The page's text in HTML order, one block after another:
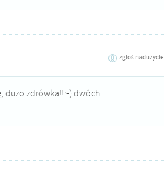
zgłoś nadużycie
dużo zdrówka!!:-) dwóch